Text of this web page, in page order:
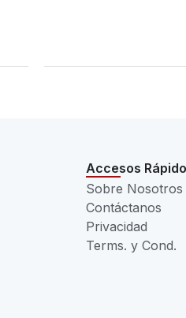
Accesos
Sobre Nosotros
Contáctanos
Privacidad
Terms. y Cond.